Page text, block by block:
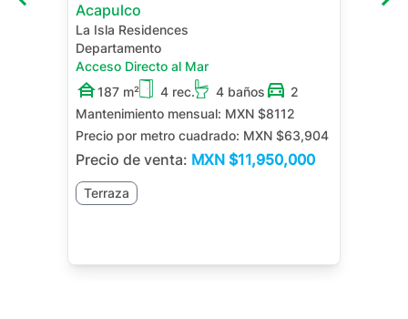
Acapulco
La Isla Residences
Departamento
Acceso Directo al Mar
187 m²
4 rec. 4 baños
2
Mantenimiento mensual: MXN $8112
Precio por metro cuadrado: MXN $63,904
Precio de venta: MXN $11,950,000
Terraza